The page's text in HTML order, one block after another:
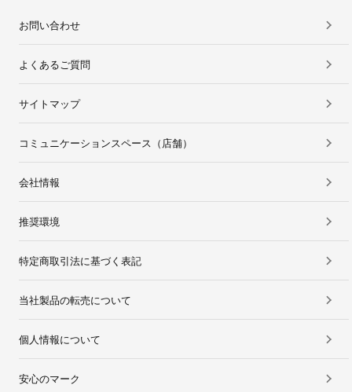
お問い合わせ
よくあるご質問
サイトマップ
コミュニケーションスペース（店舗）
会社情報
推奨環境
特定商取引法に基づく表記
当社製品の転売について
個人情報について
安心のマーク